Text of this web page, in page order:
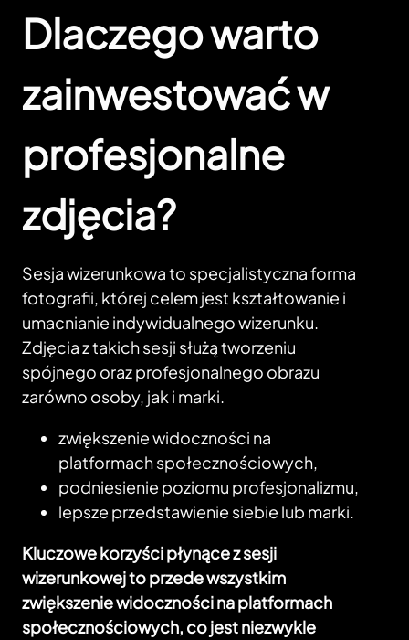
Dlaczego warto
zainwestować w
profesjonalne
zdjęcia?
Sesja wizerunkowa to specjalistyczna forma
fotografii, której celem jest kształtowanie i
umacnianie indywidualnego wizerunku.
Zdjęcia z takich sesji służą tworzeniu
spójnego oraz profesjonalnego obrazu
zarówno osoby, jak i marki.
zwiększenie widoczności na
platformach społecznościowych,
podniesienie poziomu profesjonalizmu,
lepsze przedstawienie siebie lub marki.
Kluczowe korzyści płynące z sesji
wizerunkowej to przede wszystkim
zwiększenie widoczności na platformach
społecznościowych, co jest niezwykle